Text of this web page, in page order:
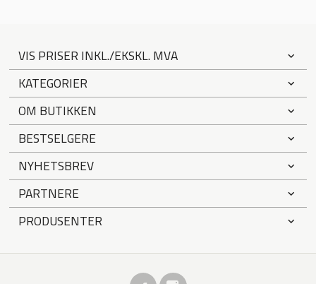
VIS PRISER INKL./EKSKL. MVA
KATEGORIER
OM BUTIKKEN
BESTSELGERE
NYHETSBREV
PARTNERE
PRODUSENTER